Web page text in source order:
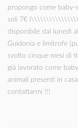
propongo come
soli 7€
disponibile dal lunedì
Guidonia e limitrofe
svolto cinque mesi di
già lavorato come
animali presenti in
contattarmi !!!